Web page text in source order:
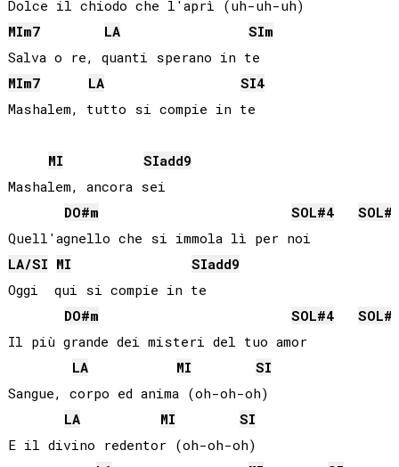
MIm7 LA SIm
MIm7 LA SI4
MI SIadd9
Mashalem, ancora sei
DO#m SOL#4
SOL#
LA/SI MI SIadd9
Oggi  qui si compie in te
DO#m SOL#4
SOL#
Il più grande dei misteri del tuo amor
LA
MI
SI
Sangue, corpo ed anima (oh-oh-oh)
LA
MI
SI
E il divino redentor (oh-oh-oh)